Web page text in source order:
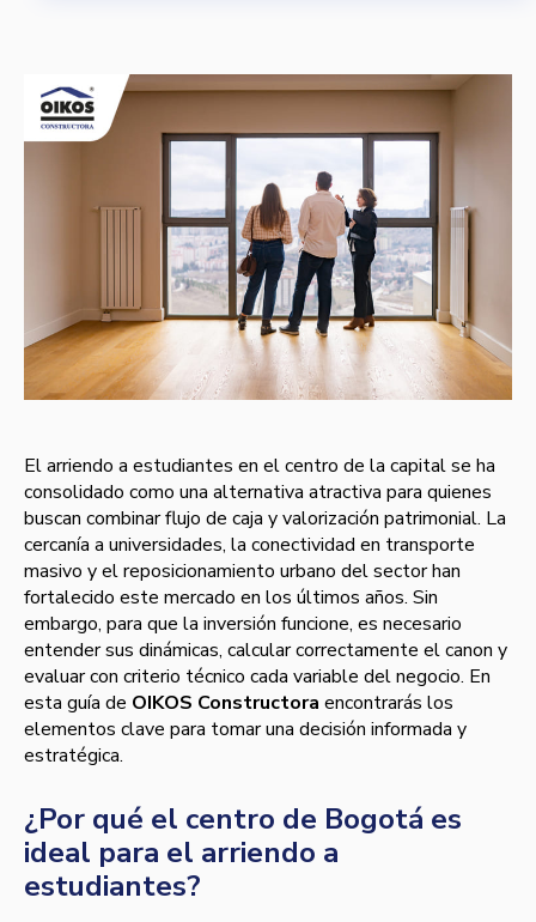
El arriendo a estudiantes en el centro de la capital se ha
consolidado como una alternativa atractiva para quienes
buscan combinar flujo de caja y valorización patrimonial. La
cercanía a universidades, la conectividad en transporte
masivo y el reposicionamiento urbano del sector han
fortalecido este mercado en los últimos años. Sin
embargo, para que la inversión funcione, es necesario
entender sus dinámicas, calcular correctamente el canon y
evaluar con criterio técnico cada variable del negocio. En
esta guía de OIKOS Constructora encontrarás los
elementos clave para tomar una decisión informada y
estratégica.
¿Por qué el centro de Bogotá es
ideal para el arriendo a
estudiantes?